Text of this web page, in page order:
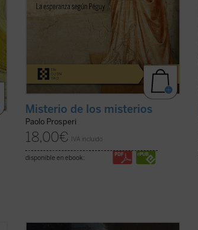
Misterio de los misterios
Paolo Prosperi
18,00€ IVA incluido
disponible en ebook: